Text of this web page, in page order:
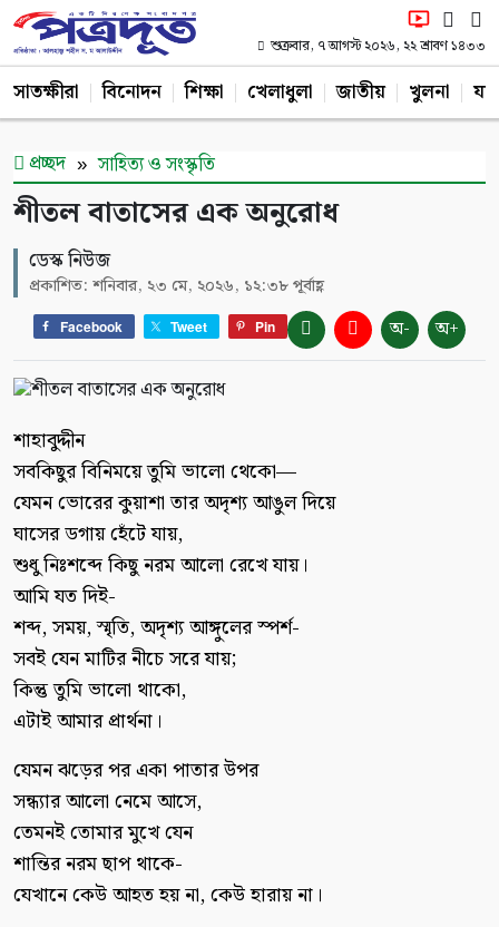
শুক্রবার, ৭ আগস্ট ২০২৬, ২২ শ্রাবণ ১৪৩৩
সাতক্ষীরা বিনোদন শিক্ষা খেলাধুলা জাতীয় খুলনা
প্রচ্ছদ সাহিত্য ও সংস্কৃতি
শীতল বাতাসের এক অনুরোধ
ডেস্ক নিউজ
প্রকাশিত: শনিবার, ২৩ মে, ২০২৬, ১২:৩৮ পূর্বাহ্ণ
Facebook Tweet Pin অ- অ+
শাহাবুদ্দীন
সবকিছুর বিনিময়ে তুমি ভালো থেকো—
যেমন ভোরের কুয়াশা তার অদৃশ্য আঙুল দিয়ে
ঘাসের ডগায় হেঁটে যায়,
শুধু নিঃশব্দে কিছু নরম আলো রেখে যায়।
আমি যত দিই-
শব্দ, সময়, স্মৃতি, অদৃশ্য আঙ্গুলের স্পর্শ-
সবই যেন মাটির নীচে সরে যায়;
কিন্তু তুমি ভালো থাকো,
এটাই আমার প্রার্থনা।
যেমন ঝড়ের পর একা পাতার উপর
সন্ধ্যার আলো নেমে আসে,
তেমনই তোমার মুখে যেন
শান্তির নরম ছাপ থাকে-
যেখানে কেউ আহত হয় না, কেউ হারায় না।